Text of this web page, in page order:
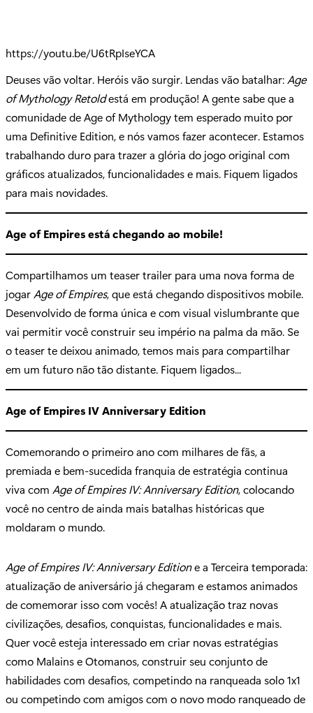
https://youtu.be/U6tRpIseYCA
Deuses vão voltar. Heróis vão surgir. Lendas vão batalhar:Age
of Mythology Retoldestá em produção! A gente sabe que a
comunidade de Age of Mythology tem esperado muito por
uma Definitive Edition, e nós vamos fazer acontecer. Estamos
trabalhando duro para trazer a glória do jogo original com
gráficos atualizados, funcionalidades e mais. Fiquem ligados
para mais novidades.
Age of Empires está chegando ao mobile!
Compartilhamos um teaser trailer para uma nova forma de
jogarAge of Empires, que está chegando dispositivos mobile.
Desenvolvido de forma única e com visual vislumbrante que
vai permitir você construir seu império na palma da mão. Se
o teaser te deixou animado, temos mais para compartilhar
em um futuro não tão distante. Fiquem ligados...
Age of Empires IV Anniversary Edition
Comemorando o primeiro ano com milhares de fãs, a
premiada e bem-sucedida franquia de estratégia continua
viva com Age of Empires IV: Anniversary Edition, colocando
você no centro de ainda mais batalhas históricas que
moldaram o mundo.
Age of Empires IV: Anniversary Editione a Terceira temporada:
atualização de aniversário já chegaram e estamos animados
de comemorar isso com vocês! A atualização traz novas
civilizações, desafios, conquistas, funcionalidades e mais.
Quer você esteja interessado em criar novas estratégias
como Malains e Otomanos, construir seu conjunto de
habilidades com desafios, competindo na ranqueada solo 1x1
ou competindo com amigos com o novo modo ranqueado de